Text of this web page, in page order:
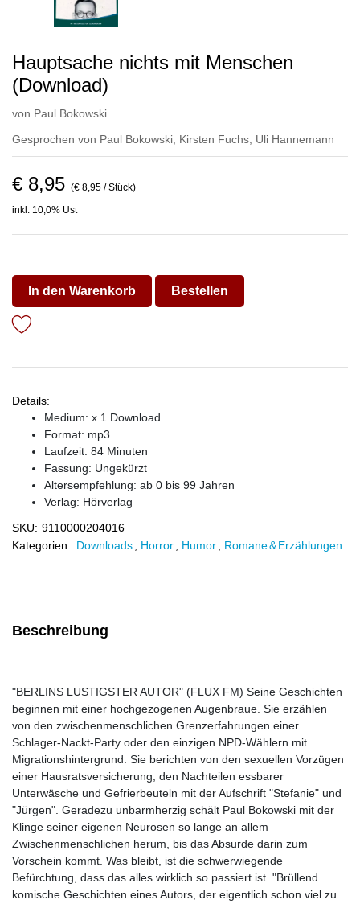
Hauptsache nichts mit Menschen
(Download)
von Paul Bokowski
Gesprochen von Paul Bokowski Kirsten Fuchs Uli Hannemann
€ 8,95 (€ 8,95 / Stück)
inkl. 10,0% Ust
In den Warenkorb Bestellen
Details:
Medium: x 1 Download
Format: mp3
Laufzeit: 84 Minuten
Fassung: Ungekürzt
Altersempfehlung: ab 0 bis 99 Jahren
Verlag: Hörverlag
SKU: 9110000204016
Kategorien: Downloads Horror Humor Romane & Erzählungen
Beschreibung
"BERLINS LUSTIGSTER AUTOR" (FLUX FM) Seine Geschichten
beginnen mit einer hochgezogenen Augenbraue. Sie erzählen
von den zwischenmenschlichen Grenzerfahrungen einer
Schlager-Nackt-Party oder den einzigen NPD-Wählern mit
Migrationshintergrund. Sie berichten von den sexuellen Vorzügen
einer Hausratsversicherung, den Nachteilen essbarer
Unterwäsche und Gefrierbeuteln mit der Aufschrift "Stefanie" und
"Jürgen". Geradezu unbarmherzig schält Paul Bokowski mit der
Klinge seiner eigenen Neurosen so lange an allem
Zwischenmenschlichen herum, bis das Absurde darin zum
Vorschein kommt. Was bleibt, ist die schwerwiegende
Befürchtung, dass das alles wirklich so passiert ist. "Brüllend
komische Geschichten eines Autors, der eigentlich schon viel zu